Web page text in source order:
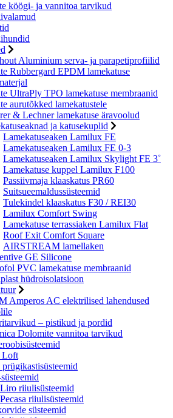
köögi- ja vannitoa tarvikud
Aluminium serva- ja parapetiprofiilid
Rubbergard EPDM lamekatuse
UltraPly TPO lamekatuse membraanid
aurutõkked lamekatustele
& Lechner lamekatuse äravoolud
ja katusekuplid
Lamekatuseaken Lamilux FE
Lamekatuseaken Lamilux FE 0-3
Lamekatuseaken Lamilux Skylight FE 3˚
Lamekatuse kuppel Lamilux F100
Passiivmaja klaaskatus PR60
Suitsueemaldussüsteemid
Tulekindel klaaskatus F30 / REI30
Lamilux Comfort Swing
Lamekatuse terrassiaken Lamilux Flat
Roof Exit Comfort Square
AIRSTREAM lamellaken
GE Silicone
PVC lamekatuse membraanid
hüdroisolatsioon
Amperos AC elektrilised lahendused
– pistikud ja pordid
Dolomite vannitoa tarvikud
riiulisüsteemid
riiulisüsteemid
süsteemid